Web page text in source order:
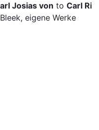
Josias von to Carl
eigene Werke